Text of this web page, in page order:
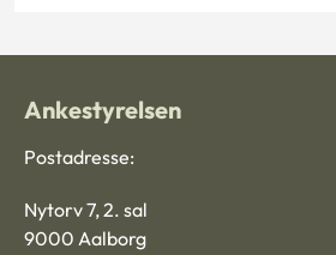
Ankestyrelsen
Postadresse:
Nytorv 7, 2. sal
9000 Aalborg